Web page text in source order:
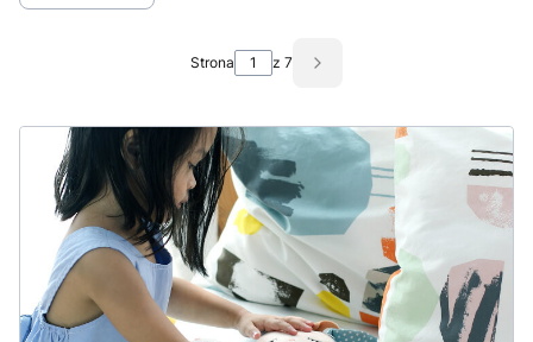
Strona z 7 Następne wpisy